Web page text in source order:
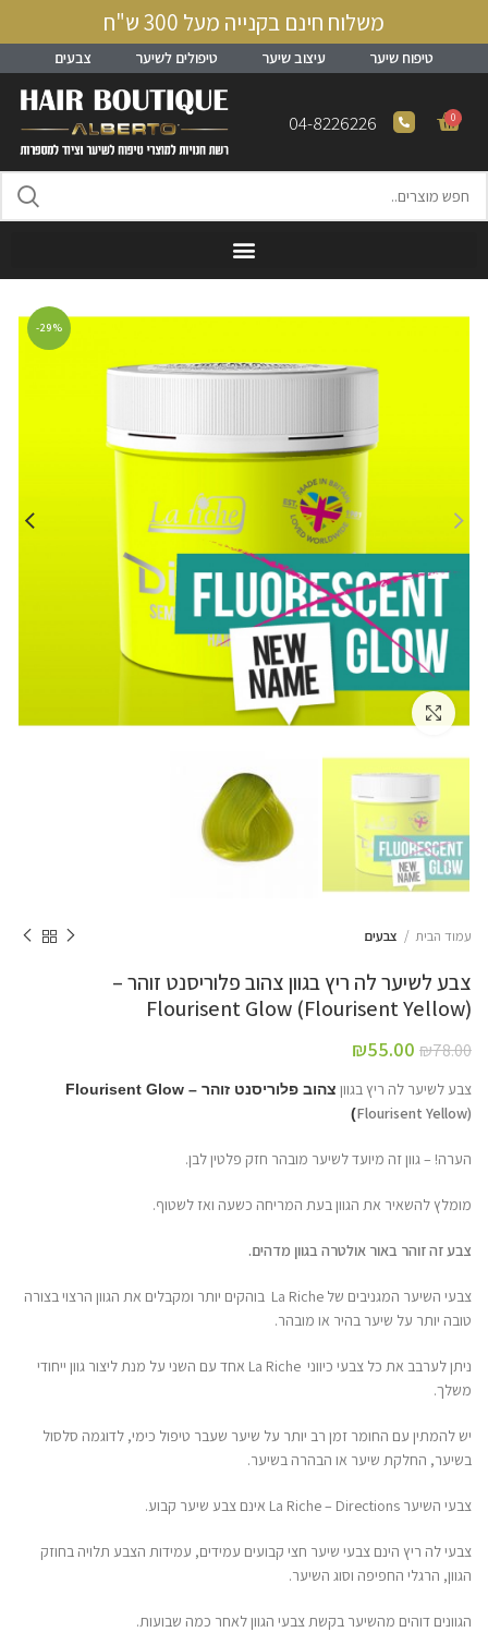
משלוח חינם בקנייה מעל 300 ש"ח
טיפוח שיער עיצוב שיער טיפולים לשיער צבעים
0
04-8226226
-29%
Click to enlarge
עמוד הבית צבעים
צבע לשיער לה ריץ בגוון צהוב פלוריסנט זוהר –
Flourisent Glow (Flourisent Yellow)
₪78.00
₪55.00
צבע לשיער לה ריץ בגוון
צהוב פלוריסנט זוהר – Flourisent Glow
(Flourisent Yellow)
הערה! – גוון זה מיועד לשיער מובהר חזק פלטין לבן.
מומלץ להשאיר את הגוון בעת המריחה כשעה ואז לשטוף.
צבע זה זוהר באור אולטרה בגוון מדהים.
צבעי השיער המגניבים של La Riche בוהקים יותר ומקבלים את הגוון הרצוי בצורה
טובה יותר על שיער בהיר או מובהר.
ניתן לערבב את כל צבעי כיווני La Riche אחד עם השני על מנת ליצור גוון ייחודי
משלך.
יש להמתין עם החומר זמן רב יותר על שיער שעבר טיפול כימי, לדוגמה סלסול
בשיער, החלקת שיער או הבהרה בשיער.
צבעי השיער La Riche – Directions אינם צבע שיער קבוע.
צבעי לה ריץ הינם צבעי שיער חצי קבועים עמידים, עמידות הצבע תלויה בחוזק
הגוון, הרגלי החפיפה וסוג השיער.
הגוונים דוהים מהשיער בקשת צבעי הגוון לאחר כמה שבועות.